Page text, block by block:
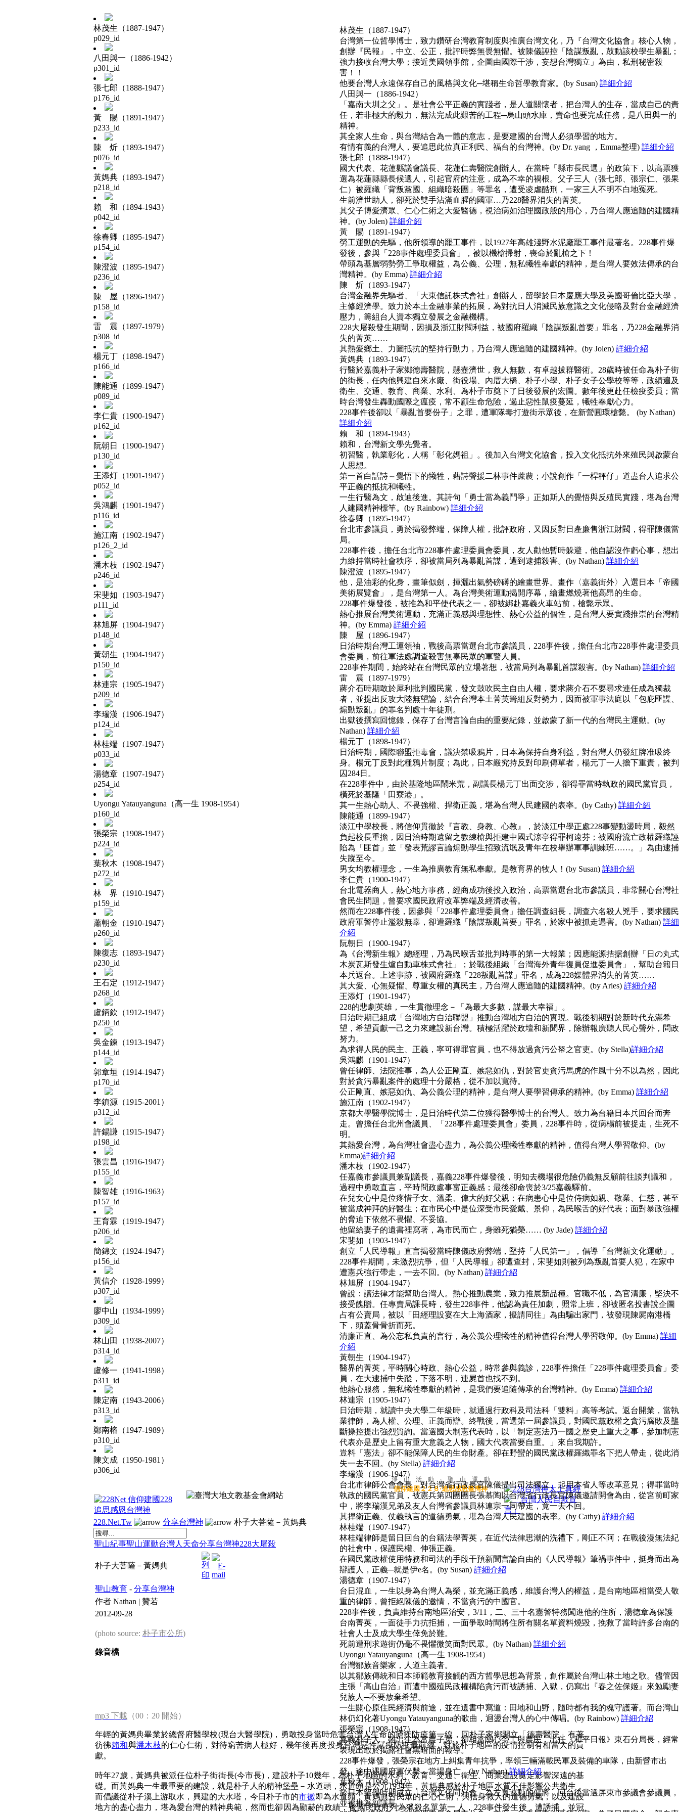
林茂生（1887-1947）
台灣第一位哲學博士，致力鑽研台灣教育制度與推廣台灣文化，乃『台灣文化協會』核心人物，
創辦『民報』，中立、公正，批評時弊無畏無懼。被陳儀誣控「陰謀叛亂，鼓動該校學生暴亂；
強力接收台灣大學；接近美國領事館，企圖由國際干涉，妄想台灣獨立」為由，私刑秘密殺
害！！
他要台灣人永遠保存自己的風格與文化─堪稱生命哲學教育家。(by Susan) 詳細介紹
八田與一（1886-1942）
「嘉南大圳之父」。是社會公平正義的實踐者，是人道關懷者，把台灣人的生存，當成自己的責
任，若非極大的毅力，無法完成此艱苦的工程─烏山頭水庫，賣命也要完成任務，是八田與一的
精神。
其全家人生命，與台灣結合為一體的意志，是要建國的台灣人必須學習的地方。
有情有義的台灣人，要追思此位真正利民、福台的台灣神。(by Dr. yang ，Emma整理) 詳細介紹
張七郎（1888-1947）
國大代表、花蓮縣議會議長、花蓮仁壽醫院創辦人。在當時「縣市長民選」的政策下，以高票獲
選為花蓮縣縣長候選人，引起官府的注意，成為不幸的禍根。父子三人（張七郎、張宗仁、張果
仁）被羅織「背叛黨國、組織暗殺團」等罪名，遭受凌虐酷刑，一家三人不明不白地冤死。
生前濟世助人，卻死於雙手沾滿血腥的國軍…乃228醫界消失的菁英。
其父子博愛濟眾、仁心仁術之大愛醫德，視治病如治理國政般的用心，乃台灣人應追隨的建國精
神。(by Jolen) 詳細介紹
黃 賜（1891-1947）
勞工運動的先驅，他所領導的罷工事件，以1927年高雄淺野水泥廠罷工事件最著名。228事件爆
發後，參與「228事件處理委員會」，被以機槍掃射，喪命於亂槍之下！
帶頭為基層弱勢勞工爭取權益，為公義、公理，無私犧牲奉獻的精神，是台灣人要效法傳承的台
灣精神。(by Emma) 詳細介紹
陳 炘（1893-1947）
台灣金融界先驅者、「大東信託株式會社」創辦人，留學於日本慶應大學及美國哥倫比亞大學，
主修經濟學。致力於本土金融事業的拓展，為對抗日人消滅民族意識之文化侵略及對台金融經濟
壓力，籌組台人資本獨立發展之金融機構。
228大屠殺發生期間，因損及浙江財閥利益，被國府羅織「陰謀叛亂首要」罪名，乃228金融界消
失的菁英……
其熱愛鄉土、力圖抵抗的堅持行動力，乃台灣人應追隨的建國精神。(by Jolen) 詳細介紹
黃媽典（1893-1947）
行醫於嘉義朴子家鄉德壽醫院，懸壺濟世，救人無數，有卓越拔群醫術。28歲時被任命為朴子街
的街長，任內他興建自來水廠、街役場、內厝大橋、朴子小學、朴子女子公學校等等，政績遍及
衛生、交通、教育、商業、水利、為朴子市奠下了日後發展的宏圖。數年後更赴任檢疫委員；當
時台灣發生轟動國際之瘟疫，常不顧生命危險，遏止惡性鼠疫蔓延，犧牲奉獻心力。
228事件後卻以「暴亂首要份子」之罪，遭軍隊毒打遊街示眾後，在新營圓環槍斃。 (by Nathan)
詳細介紹
賴 和（1894-1943）
賴和，台灣新文學先覺者。
初習醫，執業彰化，人稱「彰化媽祖」。後加入台灣文化協會，投入文化抵抗外來殖民與啟蒙台
人思想。
第一首白話詩～覺悟下的犧牲，藉詩聲援二林事件蔗農；小說創作「一桿秤仔」道盡台人追求公
平正義的抵抗和犧牲。
一生行醫為文，啟迪後進。其詩句「勇士當為義鬥爭」正如斯人的覺悟與反殖民實踐，堪為台灣
人建國精神標竿。(by Rainbow) 詳細介紹
徐春卿（1895-1947）
台北市參議員，勇於揭發弊端，保障人權，批評政府，又因反對日產廉售浙江財閥，得罪陳儀當
局。
228事件後，擔任台北市228事件處理委員會委員，友人勸他暫時躲避，他自認沒作虧心事，想出
力維持當時社會秩序，卻被當局列為暴亂首謀，遭到逮捕殺害。(by Nathan) 詳細介紹
陳澄波（1895-1947）
他，是油彩的化身，畫筆似劍，揮灑出氣勢磅礡的繪畫世界。畫作〈嘉義街外〉入選日本「帝國
美術展覽會」，是台灣第一人。為台灣美術運動揭開序幕，繪畫燃燒著他高昂的生命。
228事件爆發後，被推為和平使代表之一，卻被綁赴嘉義火車站前，槍斃示眾。
熱心推展台灣美術運動，充滿正義感與理想性、熱心公益的個性，是台灣人要實踐推崇的台灣精
神。(by Emma) 詳細介紹
陳 屋（1896-1947）
日治時期台灣工運領袖，戰後高票當選台北市參議員，228事件後，擔任台北市228事件處理委員
會委員，前往軍法處調查殺害無辜民眾的軍警人員。
228事件期間，始終站在台灣民眾的立場著想，被當局列為暴亂首謀殺害。(by Nathan) 詳細介紹
雷 震（1897-1979）
蔣介石時期敢於犀利批判國民黨，發文鼓吹民主自由人權，要求蔣介石不要尋求連任成為獨裁
者，並提出反攻大陸無望論，結合台灣本土菁英籌組反對勢力，因而被軍事法庭以「包庇匪諜、
煽動叛亂」的罪名判處十年徒刑。
出獄後撰寫回憶錄，保存了台灣言論自由的重要紀錄，並啟蒙了新一代的台灣民主運動。(by
Nathan) 詳細介紹
楊元丁（1898-1947）
日治時期，國際聯盟拒毒會，議決禁吸鴉片，日本為保持自身利益，對台灣人仍發紅牌准吸終
身。楊元丁反對此種鴉片制度；為此，日本嚴究持反對印刷傳單者，楊元丁一人擔下重責，被判
囚284日。
在228事件中，由於基隆地區鬧米荒，副議長楊元丁出面交涉，卻得罪當時執政的國民黨官員，
橫死於基隆「田寮港」。
其一生熱心助人、不畏強權、捍衛正義，堪為台灣人民建國的表率。(by Cathy) 詳細介紹
陳能通（1899-1947）
淡江中學校長，將信仰貫徹於『言教、身教、心教』，於淡江中學正處228事變動盪時局，毅然
負起校長重擔，因日治時期遺留之教練槍與拒建中國式涼亭得罪柯遠芬；被國府流亡政權羅織誣
陷為「匪首」並「發表荒謬言論煽動學生招致流氓及青年在校舉辦軍事訓練班……。」為由逮捕
失蹤至今。
男女均教權理念，一生為推廣教育無私奉獻。是教育界的牧人！(by Susan) 詳細介紹
李仁貴（1900-1947）
台北電器商人，熱心地方事務，經商成功後投入政治，高票當選台北市參議員，非常關心台灣社
會民生問題，曾要求國民政府改革弊端及經濟改善。
然而在228事件後，因參與「228事件處理委員會」擔任調查組長，調查六名殺人兇手，要求國民
政府軍警停止濫殺無辜，卻遭羅織「陰謀叛亂首要」罪名，於家中被抓走遇害。(by Nathan) 詳細
介紹
阮朝日（1900-1947）
為《台灣新生報》總經理，乃為民喉舌並批判時事的第一大報業；因應能源拮据創辦「日の丸式
木炭瓦斯發生爐自動車株式會社」；於戰後組織「台灣海外青年復員促進委員會」，幫助台籍日
本兵返台。上述事跡，被國府羅織「228叛亂首謀」罪名，成為228媒體界消失的菁英……
其大愛、心無疑懼、尊重女權的真民主，乃台灣人應追隨的建國精神。(by Aries) 詳細介紹
王添灯（1901-1947）
228的悲劇英雄，一生貫徹理念－「為最大多數，謀最大幸福」。
日治時期已組成「台灣地方自治聯盟」推動台灣地方自治的實現。戰後初期對於新時代充滿希
望，希望貢獻一己之力來建設新台灣。積極活躍於政壇和新聞界，除辦報廣聽人民心聲外，問政
努力。
為求得人民的民主、正義，寧可得罪官員，也不得放過貪污公帑之官吏。(by Stella)詳細介紹
吳鴻麒（1901-1947）
曾任律師、法院推事，為人公正剛直、嫉惡如仇，對於官吏貪污馬虎的作風十分不以為然，因此
對於貪污暴亂案件的處理十分嚴格，從不加以寬待。
公正剛直、嫉惡如仇、為公義公理的精神，是台灣人要學習傳承的精神。(by Emma) 詳細介紹
施江南（1902-1947）
京都大學醫學院博士，是日治時代第二位獲得醫學博士的台灣人。致力為台籍日本兵回台而奔
走。曾擔任台北州會議員、「228事件處理委員會」委員，228事件時，從病榻前被捉走，生死不
明。
其熱愛台灣，為台灣社會盡心盡力，為公義公理犧牲奉獻的精神，值得台灣人學習敬仰。(by
Emma)詳細介紹
潘木枝（1902-1947）
任嘉義市參議員兼副議長，嘉義228事件爆發後，明知去機場很危險仍義無反顧前往談判議和，
過程中勇敢直言，平時問政處事富正義感；最後卻命喪於3/25嘉義驛前。
在兒女心中是位疼惜子女、溫柔、偉大的好父親；在病患心中是位侍病如親、敬業、仁慈，甚至
被當成神拜的好醫生；在市民心中是位深受市民愛戴、景仰，為民喉舌的好代表；面對暴政強權
的脅迫下依然不畏懼、不妥協。
他留給妻子的遺書裡寫著，為市民而亡，身雖死猶榮…… (by Jade) 詳細介紹
宋斐如（1903-1947）
創立「人民導報」直言揭發當時陳儀政府弊端，堅持「人民第一」，倡導「台灣新文化運動」。
228事件期間，未激烈抗爭，但「人民導報」卻遭查封，宋斐如則被列為叛亂首要人犯，在家中
遭憲兵強行帶走，一去不回。(by Nathan) 詳細介紹
林旭屏（1904-1947）
曾說：讀法律才能幫助台灣人。熱心推動農業，致力推展新品種。官職不低，為官清廉，堅決不
接受餽贈。任專賣局課長時，發生228事件，他認為責任加劇，照常上班，卻被匿名投書說企圖
占有公賣局，被以「田經理設宴在大上海酒家，擬請同往」為由騙出家門，被發現陳屍南港橋
下，頭蓋骨骨折而死。
清廉正直、為公忘私負責的言行，為公義公理犧牲的精神值得台灣人學習敬仰。(by Emma) 詳細
介紹
黃朝生（1904-1947）
醫界的菁英，平時關心時政、熱心公益，時常參與義診，228事件擔任「228事件處理委員會」委
員，在大逮捕中失蹤，下落不明，連屍首也找不到。
他熱心服務，無私犧牲奉獻的精神，是我們要追隨傳承的台灣精神。(by Emma) 詳細介紹
林連宗（1905-1947）
日治時期，就讀中央大學二年級時，就通過行政科及司法科「雙料」高等考試。返台開業，當執
業律師，為人權、公理、正義而辯。終戰後，當選第一屆參議員，對國民黨政權之貪污腐敗及壟
斷操控提出強烈質詢。當選國大制憲代表時，以「制定憲法乃一國之歷史上重大之事，參加制憲
代表亦是歷史上留有重大意義之人物，國大代表當要自重。」來自我期許。
豈料「憲法」卻不能保障人民的生命財產。卻在野蠻的國民黨政權羅織罪名下把人帶走，從此消
失一去不回。(by Stella) 詳細介紹
李瑞漢（1906-1947）
台北市律師公會會長，對台灣省行政長官陳儀提出司法獨立、起用本省人等改革意見；得罪當時
執政的國民黨官員，被憲兵第四團團長張慕陶以台灣省行政長官陳儀邀請開會為由，從宮前町家
中，將李瑞漢兄弟及友人台灣省參議員林連宗一同帶走，竟一去不回。
其捍衛正義、仗義執言的道德勇氣，堪為台灣人民建國的表率。(by Cathy) 詳細介紹
林桂端（1907-1947）
林桂端律師是留日回台的台籍法學菁英，在近代法律思潮的洗禮下，剛正不阿；在戰後漫無法紀
的社會中，保護民權、伸張正義。
在國民黨政權使用特務和司法的手段干預新聞言論自由的《人民導報》筆禍事件中，挺身而出為
辯護人，正義─就是伊e名。(by Susan) 詳細介紹
湯德章（1907-1947）
台日混血，一生以身為台灣人為榮，並充滿正義感，維護台灣人的權益，是台南地區相當受人敬
重的律師，曾拒絕陳儀的邀情，不當貪污的中國官。
228事件後，負責維持台南地區治安，3/11，二、三十名憲警特務闖進他的住所，湯德章為保護
台南菁英，一面徒手力抗拒捕，一面爭取時間將住所有關名單資料燒毀，挽救了當時許多台南的
社會人士及成大學生倖免於難。
死前遭刑求遊街仍毫不畏懼微笑面對民眾。(by Nathan) 詳細介紹
Uyongu Yatauyanguna（高一生 1908-1954）
台灣鄒族音樂家，人道主義者。
以其鄒族傳統和日本師範教育接觸的西方哲學思想為背景，創作屬於台灣山林土地之歌。儘管因
主張「高山自治」而遭中國殖民政權構陷貪污而被誘捕、入獄，仍寫出『春之佐保姬』來勉勵妻
兒族人─不要放棄希望。
一生關心原住民經濟與前途，並在遺書中寫道：田地和山野，隨時都有我的魂守護著。而台灣山
林仍幻化著Uyongu Yatauyanguna的歌曲，迴盪台灣人的心中傳唱。(by Rainbow) 詳細介紹
張榮宗（1908-1947）
嘉義朴子人，雖出生為富農子弟，卻相當關心勞工與農民，出任《和平日報》東石分局長，經常
表現出敢於揭露社會黑暗面的報導。
228事件爆發，張榮宗在地方上糾集青年抗爭，率領三輛滿載民軍及裝備的車隊，由新營市出
發，途中遇國府軍伏擊，當場身亡。(by Nathan)詳細介紹
葉秋木（1908-1947）
於日本留學時期成立「台灣文化同好會」為左翼運動的健將，回台後當選屏東市參議會參議員，
並被推為副議長。
林茂生（1887-1947）
p029_id
八田與一（1886-1942）
p301_id
張七郎（1888-1947）
p176_id
黃 賜（1891-1947）
p233_id
陳 炘（1893-1947）
p076_id
黃媽典（1893-1947）
p218_id
賴 和（1894-1943）
p042_id
徐春卿（1895-1947）
p154_id
陳澄波（1895-1947）
p236_id
陳 屋（1896-1947）
p158_id
雷 震（1897-1979）
p308_id
楊元丁（1898-1947）
p166_id
陳能通（1899-1947）
p089_id
李仁貴（1900-1947）
p162_id
阮朝日（1900-1947）
p130_id
王添灯（1901-1947）
p052_id
吳鴻麒（1901-1947）
p116_id
施江南（1902-1947）
p126_2_id
潘木枝（1902-1947）
p246_id
宋斐如（1903-1947）
p111_id
林旭屏（1904-1947）
p148_id
黃朝生（1904-1947）
p150_id
林連宗（1905-1947）
p209_id
李瑞漢（1906-1947）
p124_id
林桂端（1907-1947）
p033_id
湯德章（1907-1947）
p254_id
Uyongu Yatauyanguna（高一生 1908-1954）
p160_id
張榮宗（1908-1947）
p224_id
葉秋木（1908-1947）
p272_id
林 界（1910-1947）
p159_id
蕭朝金（1910-1947）
p260_id
陳復志（1893-1947）
p230_id
王石定（1912-1947）
p268_id
盧鈵欽（1912-1947）
p250_id
吳金鍊（1913-1947）
p144_id
郭章垣（1914-1947）
p170_id
李鎮源（1915-2001）
p312_id
許錫謙（1915-1947）
p198_id
張雲昌（1916-1947）
p155_id
陳智雄（1916-1963）
p157_id
王育霖（1919-1947）
p206_id
簡錦文（1924-1947）
p156_id
黃信介（1928-1999）
p307_id
廖中山（1934-1999）
p309_id
林山田（1938-2007）
p314_id
盧修一（1941-1998）
p311_id
陳定南（1943-2006）
p313_id
鄭南榕（1947-1989）
p310_id
陳文成（1950-1981）
p306_id
淨 山 活 動 ‧ 聖 山 運 動
信仰建國２２８‧追思感恩臺灣神
228.Net.Tw 分享台灣神 朴子大菩薩－黃媽典
聖山紀事聖山運動台灣人天命分享台灣神228大屠殺
朴子大菩薩－黃媽典
聖山教育 - 分享台灣神
作者 Nathan | 贊若
2012-09-28
(photo source: 朴子市公所)
錄音檔
mp3 下載 （00：20 開始）
年輕的黃媽典畢業於總督府醫學校(現台大醫學院)，勇敢投身當時危害台灣人生命的瘧疾防疫第一線，回朴子家鄉開立「德壽醫院」有著
彷彿賴和與潘木枝的仁心仁術，對待窮苦病人極好，幾年後再度投身台灣惡性鼠疫防疫最前線，對於朴子地區的疫情控制有相當大的貢
獻。
時年27歲，黃媽典被派任位朴子街街長(今市長)，建設朴子10幾年，為朴子地區的水利、教育、交通、衛生、商業建設奠定影響深遠的基
礎。而黃媽典一生最重要的建設，就是朴子人的精神堡壘－水道頭，水道頭是公元1934年，黃媽典感於朴子地區水質不佳影響公共衛生，
而倡議從朴子溪上游取水，興建的大水塔，今日朴子市的市徽即為水道頭，黃媽典對民眾的仁心仁術，與捨身救人的道德勇氣，以及建設
地方的盡心盡力，堪為愛台灣的精神典範，然而也卻因為顯赫的政績，被國民政府列為獵殺名單第一 人，228事件發生後，遭誘捕，並冠